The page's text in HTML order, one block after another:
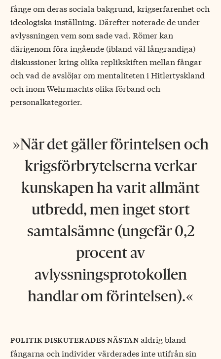
fånge om deras sociala bakgrund, krigserfarenhet och
ideologiska inställning. Därefter noterade de under
avlyssningen vem som sade vad. Römer kan
därigenom föra ingående (ibland väl långrandiga)
diskussioner kring olika replikskiften mellan fångar
och vad de avslöjar om mentaliteten i Hitlertyskland
och inom Wehrmachts olika förband och
personalkategorier.
När det gäller för­intelsen och
krigsförbrytelserna verkar
kunskapen ha varit allmänt
utbredd, men inget stort
samtalsämne (ungefär 0,2
procent av
avlyssningsprotokollen
handlar om förintelsen).
politik diskuterades nästanaldrig bland
fångarna och individer värderades inte utifrån sin